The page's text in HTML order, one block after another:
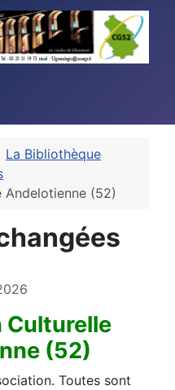
La Bibliothèque
Andelotienne (52)
(52)
Toutes sont